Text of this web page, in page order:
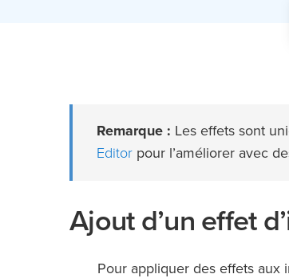
Remarque : Les effets sont
Editor pour l’améliorer avec
Ajout d’un effet
Pour appliquer des effets aux